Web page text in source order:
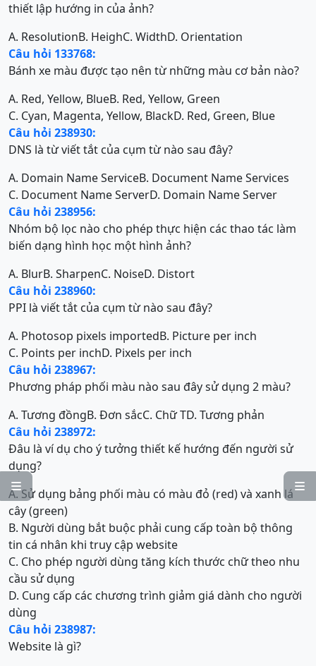


thiết lập hướng in của ảnh?
A. ResolutionB. HeighC. WidthD. Orientation
Câu hỏi 133768:
Bánh xe màu được tạo nên từ những màu cơ bản nào?
A. Red, Yellow, BlueB. Red, Yellow, Green
C. Cyan, Magenta, Yellow, BlackD. Red, Green, Blue
Câu hỏi 238930:
DNS là từ viết tắt của cụm từ nào sau đây?
A. Domain Name ServiceB. Document Name Services
C. Document Name ServerD. Domain Name Server
Câu hỏi 238956:
Nhóm bộ lọc nào cho phép thực hiện các thao tác làm
biến dạng hình học một hình ảnh?
A. BlurB. SharpenC. NoiseD. Distort
Câu hỏi 238960:
PPI là viết tắt của cụm từ nào sau đây?
A. Photosop pixels importedB. Picture per inch
C. Points per inchD. Pixels per inch
Câu hỏi 238967:
Phương pháp phối màu nào sau đây sử dụng 2 màu?
A. Tương đồngB. Đơn sắcC. Chữ TD. Tương phản
Câu hỏi 238972:
Đâu là ví dụ cho ý tưởng thiết kế hướng đến người sử
dụng?
A. Sử dụng bảng phối màu có màu đỏ (red) và xanh lá
cây (green)
B. Người dùng bắt buộc phải cung cấp toàn bộ thông
tin cá nhân khi truy cập website
C. Cho phép người dùng tăng kích thước chữ theo nhu
cầu sử dụng
D. Cung cấp các chương trình giảm giá dành cho người
dùng
Câu hỏi 238987:
Website là gì?